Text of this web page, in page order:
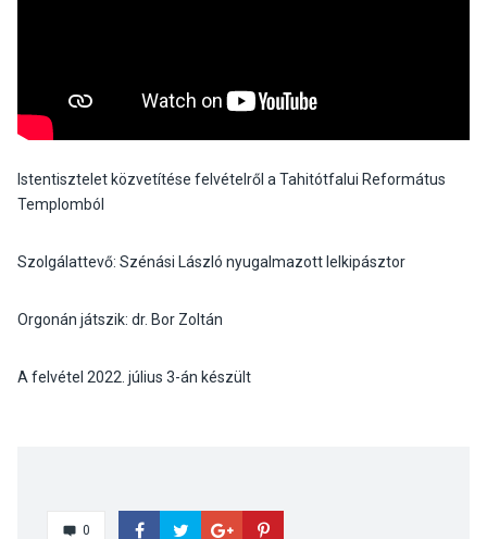
Istentisztelet közvetítése felvételről a Tahitótfalui Református
Templomból
Szolgálattevő: Szénási László nyugalmazott lelkipásztor
Orgonán játszik: dr. Bor Zoltán
A felvétel 2022. július 3-án készült
0